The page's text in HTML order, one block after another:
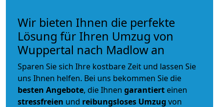
Wir bieten Ihnen die perfekte
Lösung für Ihren Umzug von
Wuppertal nach Madlow an
Sparen Sie sich Ihre kostbare Zeit und lassen Sie
uns Ihnen helfen. Bei uns bekommen Sie die
besten Angebote, die Ihnen garantiert einen
stressfreien und reibungsloses Umzug von